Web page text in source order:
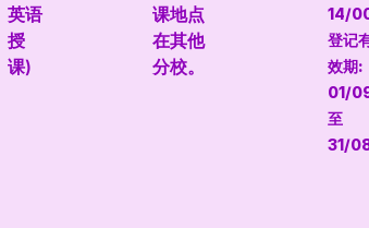
英语
授
课)
课地点
在其他
分校。
14/
登记
效期:
01/
至
31/